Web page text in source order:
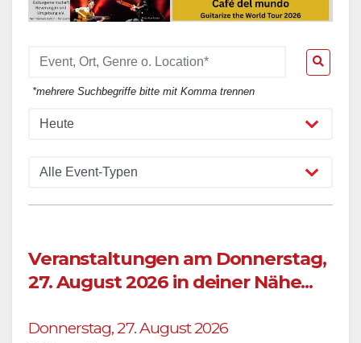
*mehrere Suchbegriffe bitte mit Komma trennen
Veranstaltungen am Donnerstag,
27. August 2026 in deiner Nähe...
Donnerstag, 27. August 2026